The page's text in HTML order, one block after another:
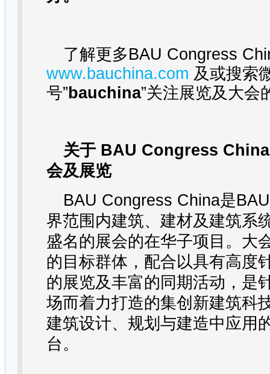
了解更多BAU Congress
www.bauchina.com 及或搜索
号” bauchina”关注展览及大会
关于 BAU Congress China
会及展览
BAU Congress China是
界范围内建筑、建材及建筑系
盛名的展会的在华子项目。大
的目标群体，配合以具有高度
的展览及丰富的同期活动，是
场而着力打造的集创新建筑科
建筑设计、规划与建造中应用
台。